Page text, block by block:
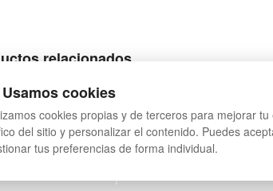
relacionados
DE PRIVACIDAD
DE USO
Y DEVOLUCIONES
PREGUNTAS FRECUENTES
INGRESA A TU CUENTA
Usamos cookies
cookies propias y de terceros para mejorar
del sitio y personalizar el contenido. Puedes
tus preferencias de forma individual.